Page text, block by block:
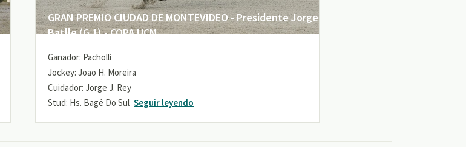
GRAN PREMIO CIUDAD DE MONTEVIDEO - Presidente Jorge
Batlle (G 1) - COPA UCM
Ganador: Pacholli
Jockey: Joao H. Moreira
Cuidador: Jorge J. Rey
Stud: Hs. Bagé Do Sul Seguir leyendo